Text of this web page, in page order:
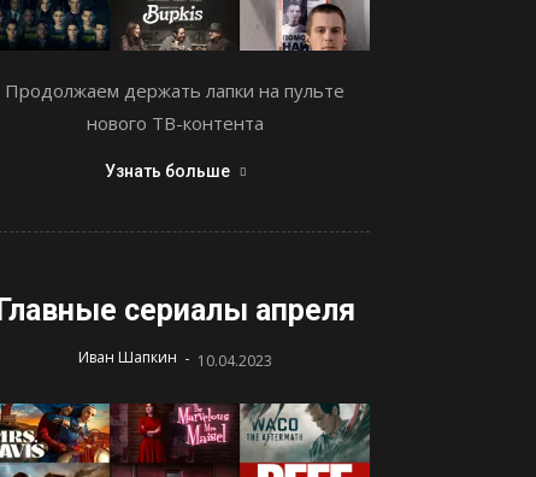
Продолжаем держать лапки на пульте
нового ТВ-контента
Узнать больше
Главные сериалы апреля
Иван Шапкин - 10.04.2023